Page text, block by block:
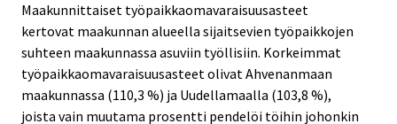
Maakunnittaiset työpaikkaomavaraisuusasteet
kertovat maakunnan alueella sijaitsevien työpaikkojen
suhteen maakunnassa asuviin työllisiin. Korkeimmat
työpaikkaomavaraisuusasteet olivat Ahvenanmaan
maakunnassa (110,3 %) ja Uudellamaalla (103,8 %),
joista vain muutama prosentti pendelöi töihin johonkin